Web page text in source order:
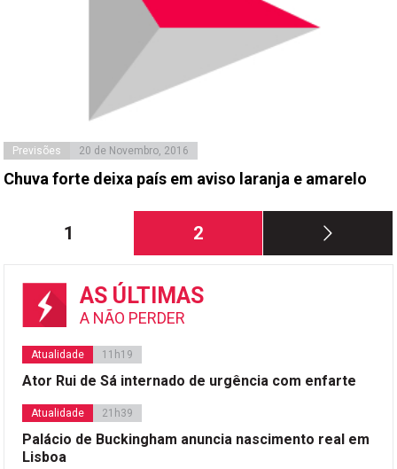
Previsões 20 de Novembro, 2016
Chuva forte deixa país em aviso laranja e amarelo
Paginação
conteúdos
Página
1 Página
2
AS ÚLTIMAS
A NÃO PERDER
Atualidade 11h19
Ator Rui de Sá internado de urgência com enfarte
Atualidade 21h39
Palácio de Buckingham anuncia nascimento real em
Lisboa